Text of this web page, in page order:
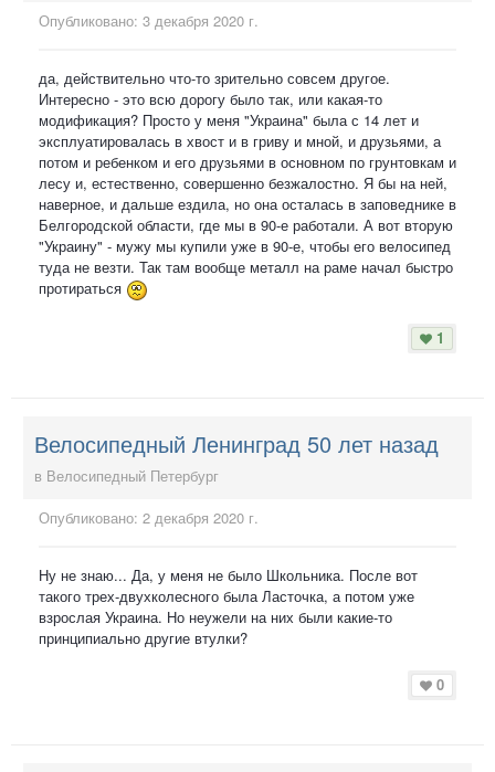
Опубликовано: 3 декабря 2020 г.
да, действительно что-то зрительно совсем другое.
Интересно - это всю дорогу было так, или какая-то
модификация? Просто у меня "Украина" была с 14 лет и
эксплуатировалась в хвост и в гриву и мной, и друзьями, а
потом и ребенком и его друзьями в основном по грунтовкам и
лесу и, естественно, совершенно безжалостно. Я бы на ней,
наверное, и дальше ездила, но она осталась в заповеднике в
Белгородской области, где мы в 90-е работали. А вот вторую
"Украину" - мужу мы купили уже в 90-е, чтобы его велосипед
туда не везти. Так там вообще металл на раме начал быстро
протираться
1
Велосипедный Ленинград 50 лет назад
в Велосипедный Петербург
Опубликовано: 2 декабря 2020 г.
Ну не знаю... Да, у меня не было Школьника. После вот
такого трех-двухколесного была Ласточка, а потом уже
взрослая Украина. Но неужели на них были какие-то
принципиально другие втулки?
0